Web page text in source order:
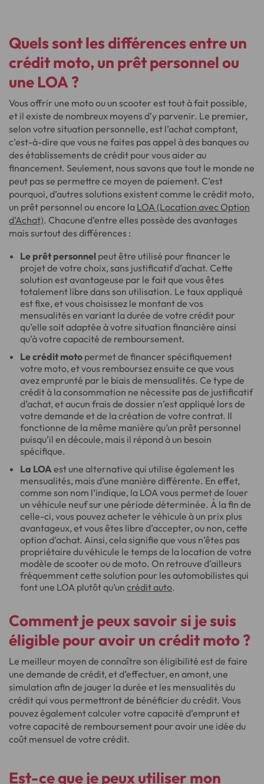
Quels sont les différences entre un
crédit moto, un prêt personnel ou
une LOA ?
Vous offrir une moto ou un scooter est tout à fait possible,
et il existe de nombreux moyens d’y parvenir. Le premier,
selon votre situation personnelle, est l’achat comptant,
c’est-à-dire que vous ne faites pas appel à des banques ou
des établissements de crédit pour vous aider au
financement. Seulement, nous savons que tout le monde ne
peut pas se permettre ce moyen de paiement. C’est
pourquoi, d’autres solutions existent comme le crédit moto,
un prêt personnel ou encore la LOA (Location avec Option
d’Achat). Chacune d’entre elles possède des avantages
mais surtout des différences :
Le prêt personnel peut être utilisé pour financer le
projet de votre choix, sans justificatif d’achat. Cette
solution est avantageuse par le fait que vous êtes
totalement libre dans son utilisation. Le taux appliqué
est fixe, et vous choisissez le montant de vos
mensualités en variant la durée de votre crédit pour
qu’elle soit adaptée à votre situation financière ainsi
qu’à votre capacité de remboursement.
Le crédit moto permet de financer spécifiquement
votre moto, et vous remboursez ensuite ce que vous
avez emprunté par le biais de mensualités. Ce type de
crédit à la consommation ne nécessite pas de justificatif
d’achat, et aucun frais de dossier n’est appliqué lors de
votre demande et de la création de votre contrat. Il
fonctionne de la même manière qu’un prêt personnel
puisqu’il en découle, mais il répond à un besoin
spécifique.
La LOA est une alternative qui utilise également les
mensualités, mais d’une manière différente. En effet,
comme son nom l’indique, la LOA vous permet de louer
un véhicule neuf sur une période déterminée. À la fin de
celle-ci, vous pouvez acheter le véhicule à un prix plus
avantageux, et vous êtes libre d’accepter, ou non, cette
option d’achat. Ainsi, cela signifie que vous n’êtes pas
propriétaire du véhicule le temps de la location de votre
modèle de scooter ou de moto. On retrouve d’ailleurs
fréquemment cette solution pour les automobilistes qui
font une LOA plutôt qu’uncrédit auto.
Comment je peux savoir si je suis
éligible pour avoir un crédit moto ?
Le meilleur moyen de connaître son éligibilité est de faire
une demande de crédit, et d’effectuer, en amont, une
simulation afin de jauger la durée et les mensualités du
crédit qui vous permettront de bénéficier du crédit. Vous
pouvez également calculer votre capacité d’emprunt et
votre capacité de remboursement pour avoir une idée du
coût mensuel de votre crédit.
Est-ce que je peux utiliser mon